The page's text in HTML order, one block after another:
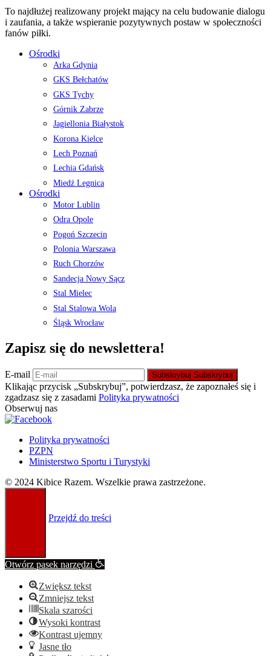
To najdłużej realizowany projekt mający na celu budowanie dialogu
i zaufania, a także wspieranie pozytywnych postaw w społeczności
fanów piłki.
Ośrodki
Arka Gdynia
GKS Bełchatów
GKS Tychy
Górnik Zabrze
Jagiellonia Białystok
Korona Kielce
Lech Poznań
Lechia Gdańsk
Miedź Legnica
Ośrodki
Motor Lublin
Odra Opole
Pogoń Szczecin
Polonia Warszawa
Ruch Chorzów
Sandecja Nowy Sącz
Stal Mielec
Stal Stalowa Wola
Śląsk Wrocław
Zapisz się do newslettera!
E-mail Subskrybuj Subskrybuj
Klikając przycisk „Subskrybuj”, potwierdzasz, że zapoznałeś się i
zgadzasz się z zasadami Polityka prywatności
Obserwuj nas
Polityka prywatności
PZPN
Ministerstwo Sportu i Turystyki
© 2024 Kibice Razem. Wszelkie prawa zastrzeżone.
Przejdź do treści
Otwórz pasek narzędzi
Zwiększ tekst
Zmniejsz tekst
Skala szarości
Wysoki kontrast
Kontrast ujemny
Jasne tło